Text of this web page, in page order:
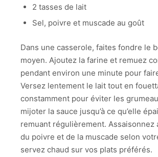
2 tasses de lait
Sel, poivre et muscade au goût
Dans une casserole, faites fondre le
moyen. Ajoutez la farine et remuez
pendant environ une minute pour
Versez lentement le lait tout en
constamment pour éviter les
mijoter la sauce jusqu’à ce qu’elle
remuant régulièrement. Assaisonnez
du poivre et de la muscade selon
servez chaud sur vos plats préférés.